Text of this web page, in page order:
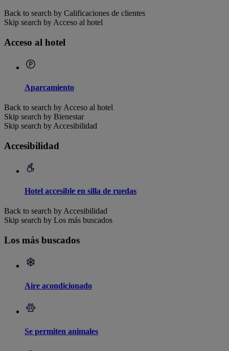
Back to search by Calificaciones de clientes
Skip search by Acceso al hotel
Acceso al hotel
Aparcamiento
Back to search by Acceso al hotel
Skip search by Bienestar
Skip search by Accesibilidad
Accesibilidad
Hotel accesible en silla de ruedas
Back to search by Accesibilidad
Skip search by Los más buscados
Los más buscados
Aire acondicionado
Se permiten animales